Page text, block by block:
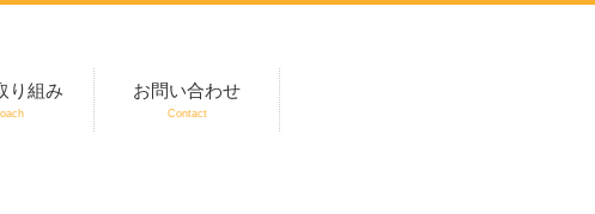
り組み お問い合わせ
Contact